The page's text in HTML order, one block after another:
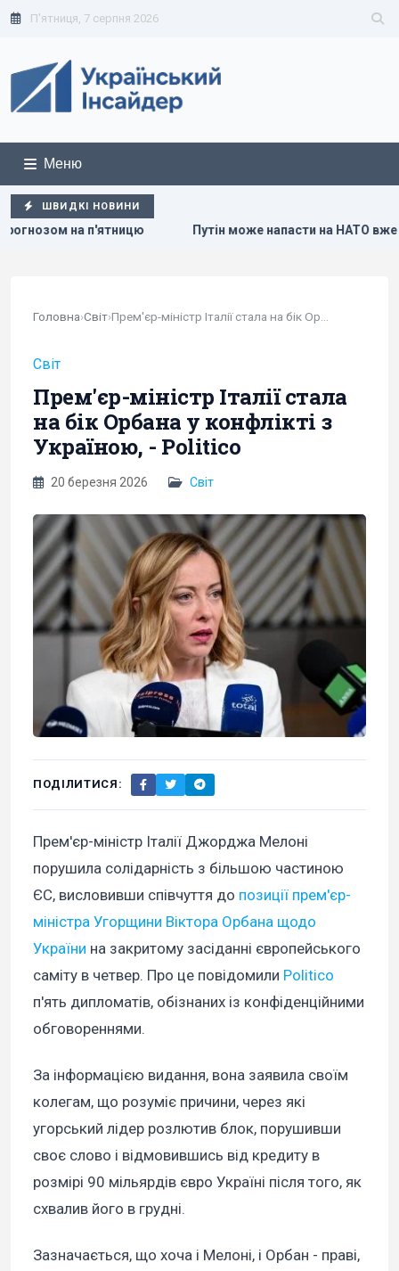
П'ятниця, 7 серпня 2026
Меню
ШВИДКІ НОВИНИ
Путін може напасти на НАТО вже восени: розвідка США
Головна›Світ›
Світ
Прем'єр-міністр Італії стала
на бік Орбана у конфлікті з
Україною, - Politico
20 березня 2026 Світ
ПОДІЛИТИСЯ:
Прем'єр-міністр Італії Джорджа Мелоні
порушила солідарність з більшою частиною
ЄС, висловивши співчуття до позиції прем'єр-
міністра Угорщини Віктора Орбана щодо
України на закритому засіданні європейського
саміту в четвер. Про це повідомили Politico
п'ять дипломатів, обізнаних із конфіденційними
обговореннями.
За інформацією видання, вона заявила своїм
колегам, що розуміє причини, через які
угорський лідер розлютив блок, порушивши
своє слово і відмовившись від кредиту в
розмірі 90 мільярдів євро Україні після того, як
схвалив його в грудні.
Зазначається, що хоча і Мелоні, і Орбан - праві,